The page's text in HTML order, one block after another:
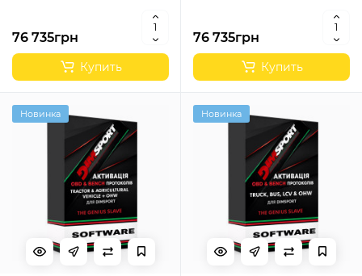
76 735грн
Купить
76 735грн
Купить
Новинка Новинка